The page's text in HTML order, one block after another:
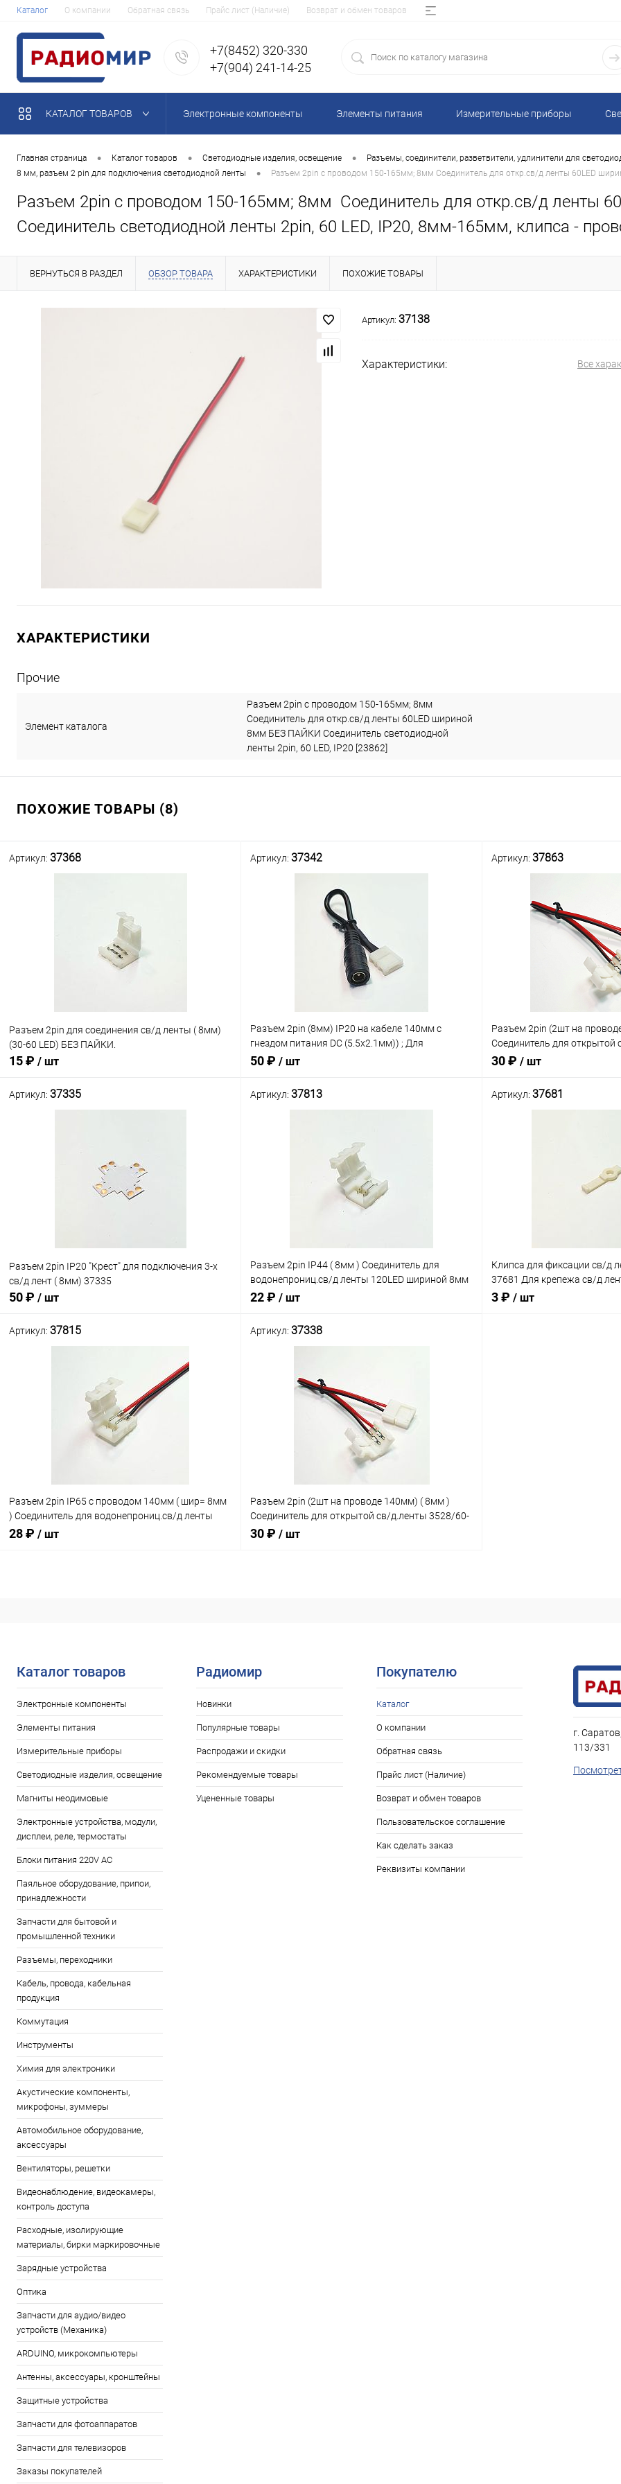
Каталог О компании Обратная связь Прайс лист (Наличие) Возврат и обмен товаров
+7(8452) 320-330
+7(904) 241-14-25
КАТАЛОГ ТОВАРОВ Электронные компоненты Элементы питания Измерительные приборы
Главная страница • Каталог товаров • Светодиодные изделия, освещение • Разъемы, соединители, разветвители, удлинители для
8 мм, разъем 2 pin для подключения светодиодной ленты • Разъем 2pin с проводом 150-165мм; 8мм Соединитель для откр.св/д ленты 60LED
Разъем 2pin с проводом 150-165мм; 8мм Соединитель для откр.св/д ленты
Соединитель светодиодной ленты 2pin, 60 LED, IP20, 8мм-165мм, клипса -
ВЕРНУТЬСЯ В РАЗДЕЛ ОБЗОР ТОВАРА ХАРАКТЕРИСТИКИ ПОХОЖИЕ ТОВАРЫ
Артикул: 37138
Характеристики: Все
ХАРАКТЕРИСТИКИ
Прочие
Элемент каталога
Разъем 2pin с проводом 150-165мм; 8мм
Соединитель для откр.св/д ленты 60LED шириной
8мм БЕЗ ПАЙКИ Соединитель светодиодной
ленты 2pin, 60 LED, IP20 [23862]
ПОХОЖИЕ ТОВАРЫ (8)
Артикул: 37368
Разъем 2pin для соединения св/д ленты ( 8мм)
(30-60 LED) БЕЗ ПАЙКИ.
15 ₽ / шт
В наличии: 1шт.
Артикул: 37342
Разъем 2pin (8мм) IP20 на кабеле 140мм с
гнездом питания DC (5.5х2.1мм)) ; Для
подключения откр.св/д ленты 30-60LED
50 ₽ / шт
В наличии: 1шт.
Артикул: 37863
Разъем 2pin (2шт на
Соединитель для открытой
LED шириной: 8мм БЕЗ
30 ₽ / шт
В
Артикул: 37335
Разъем 2pin IP20 "Крест" для подключения 3-х
св/д лент ( 8мм) 37335
50 ₽ / шт
В наличии: 9шт.
Артикул: 37813
Разъем 2pin IP44 ( 8мм ) Соединитель для
водонепрониц.св/д ленты 120LED шириной 8мм
БЕЗ ПАЙКИ ( 2pin/120LED/IP44/8мм-15мм/
22 ₽ / шт
Сравнение
В избранное
В наличии: 19шт.
Артикул: 37681
Клипса для фиксации св/д
37681 Для крепежа св/д
поверхности
3 ₽ / шт
Артикул: 37815
Разъем 2pin IP65 с проводом 140мм ( шир= 8мм
) Соединитель для водонепрониц.св/д ленты
120LED шириной 8мм БЕЗ ПАЙКИ
28 ₽ / шт
Артикул: 37338
Разъем 2pin (2шт на проводе 140мм) ( 8мм )
Соединитель для открытой св/д.ленты 3528/60-
120 LED шириной: 8мм БЕЗ ПАЙКИ
30 ₽ / шт
Каталог товаров
Электронные компоненты
Элементы питания
Измерительные приборы
Светодиодные изделия, освещение
Магниты неодимовые
Электронные устройства, модули,
дисплеи, реле, термостаты
Блоки питания 220V AC
Паяльное оборудование, припои,
принадлежности
Запчасти для бытовой и
промышленной техники
Разъемы, переходники
Кабель, провода, кабельная
продукция
Коммутация
Инструменты
Химия для электроники
Акустические компоненты,
микрофоны, зуммеры
Автомобильное оборудование,
аксессуары
Вентиляторы, решетки
Видеонаблюдение, видеокамеры,
контроль доступа
Расходные, изолирующие
материалы, бирки маркировочные
Зарядные устройства
Оптика
Запчасти для аудио/видео
устройств (Механика)
ARDUINO, микрокомпьютеры
Антенны, аксессуары, кронштейны
Защитные устройства
Запчасти для фотоаппаратов
Запчасти для телевизоров
Заказы покупателей
Радиомир
Новинки
Популярные товары
Распродажи и скидки
Рекомендуемые товары
Уцененные товары
Покупателю
Каталог
О компании
Обратная связь
Прайс лист (Наличие)
Возврат и обмен товаров
Пользовательское соглашение
Как сделать заказ
Реквизиты компании
г.
113/331